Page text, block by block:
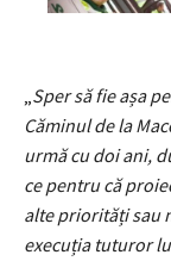
Sper să fie așa
Căminul de la
urmă cu doi ani,
ce pentru că
alte priorități sau
execuția tuturor